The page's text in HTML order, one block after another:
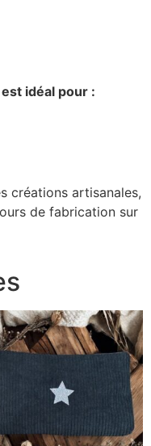
idéal pour :
créations artisanales,
de fabrication sur